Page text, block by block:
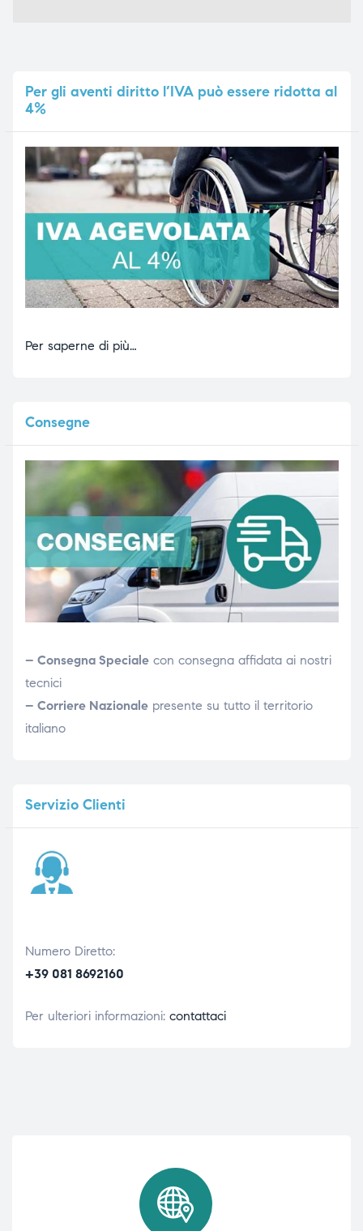
Pergli aventi diritto l’IVA può essere ridotta al
4%
Per saperne di più…
Consegne
– Consegna Specialecon consegna affidata ai nostri
tecnici
– Corriere Nazionalepresente su tutto il territorio
italiano
ServizioClienti
Numero Diretto:
+39 081 8692160
Per ulteriori informazioni: contattaci